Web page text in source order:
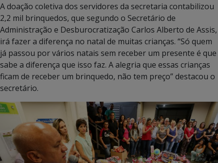
A doação coletiva dos servidores da secretaria contabilizou
2,2 mil brinquedos, que segundo o Secretário de
Administração e Desburocratização Carlos Alberto de Assis,
irá fazer a diferença no natal de muitas crianças. “Só quem
já passou por vários natais sem receber um presente é que
sabe a diferença que isso faz. A alegria que essas crianças
ficam de receber um brinquedo, não tem preço” destacou o
secretário.